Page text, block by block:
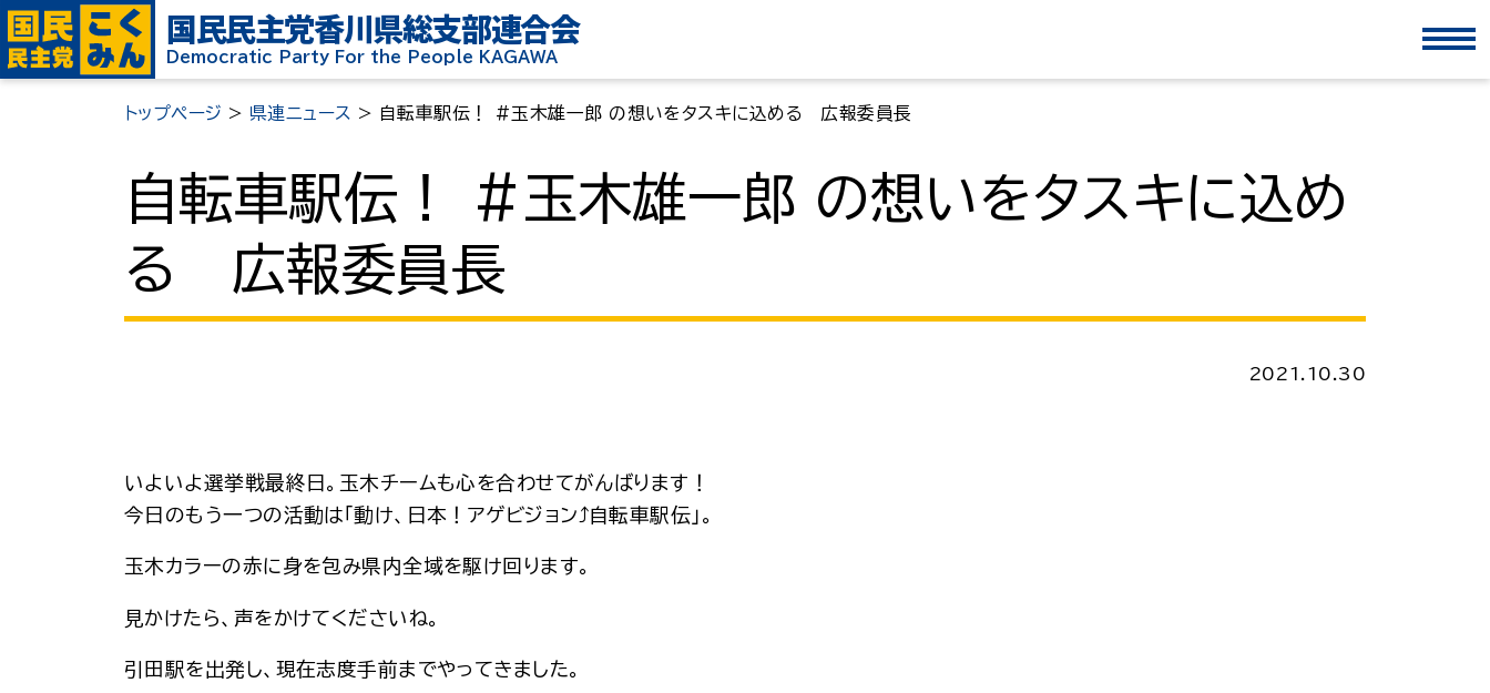
国民民主党香川県総支部連合会
Democratic Party For the People KAGAWA
トップページ > 県連ニュース > 自転車駅伝！ #玉木雄一郎 の想いをタスキに込める 広報委員長
自転車駅伝！ #玉木雄一郎 の想いをタスキに込め
る 広報委員長
2021.10.30
いよいよ選挙戦最終日。玉木チームも心を合わせてがんばります！
今日のもう一つの活動は「動け、日本！アゲビジョン⤴自転車駅伝」。
玉木カラーの赤に身を包み県内全域を駆け回ります。
見かけたら、声をかけてくださいね。
引田駅を出発し、現在志度手前までやってきました。